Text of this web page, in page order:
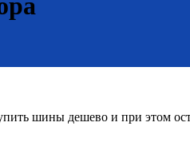
шины дешево и при этом